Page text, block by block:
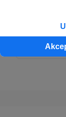
Patroni: 0